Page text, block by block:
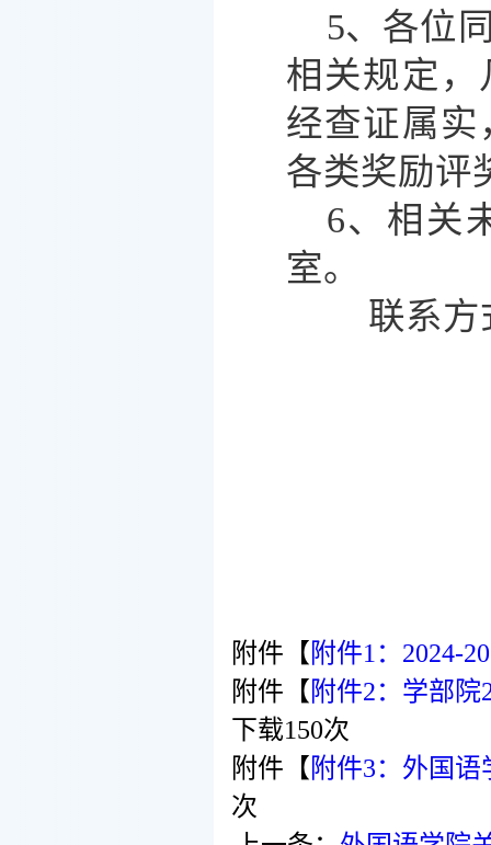
5、各位
相关规定
经查证属
各类奖励评
6、相关
室。
联系方
附件【 附件1：2024-
附件【 附件2：学部
下载150次
附件【 附件3：外国
次